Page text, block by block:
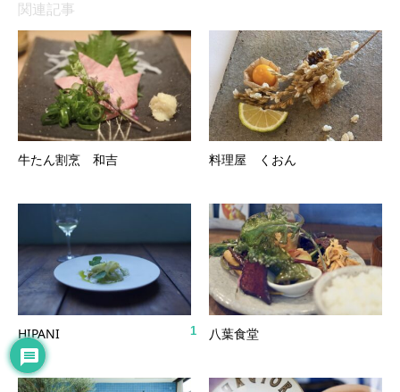
関連記事
牛たん割烹 和吉 料理屋 くおん
HIPANI 八葉食堂
1